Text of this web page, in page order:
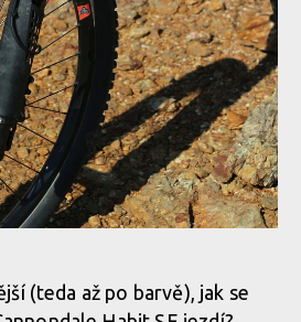
(teda až po barvě), jak se